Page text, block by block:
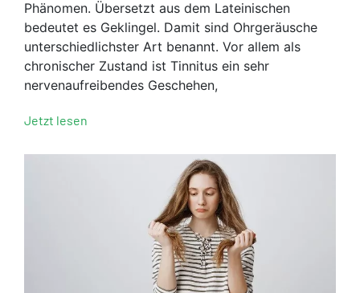
Phänomen. Übersetzt aus dem Lateinischen
bedeutet es Geklingel. Damit sind Ohrgeräusche
unterschiedlichster Art benannt. Vor allem als
chronischer Zustand ist Tinnitus ein sehr
nervenaufreibendes Geschehen,
Jetzt lesen